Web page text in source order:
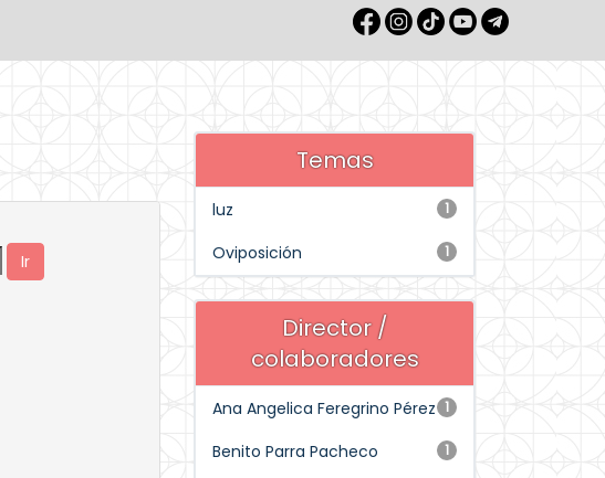
Temas
1
luz
1
Oviposición
Director /
colaboradores
1
Ana Angelica Feregrino Pérez
1
Benito Parra Pacheco